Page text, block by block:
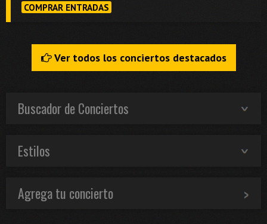
COMPRAR ENTRADAS
Ver todos los conciertos destacados
Buscador de Conciertos
Estilos
Agrega tu concierto